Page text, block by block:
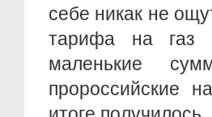
себе никак не
тарифа на газ
маленькие
пророссийские